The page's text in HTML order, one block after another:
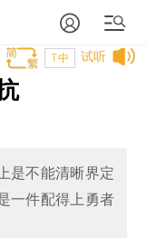
试听
T中
是不能清晰界定
一件配得上勇者